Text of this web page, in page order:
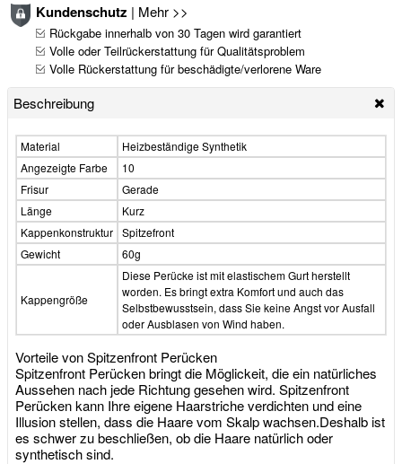
Kundenschutz | Mehr >>
Rückgabe innerhalb von 30 Tagen wird garantiert
Volle oder Teilrückerstattung für Qualitätsproblem
Volle Rückerstattung für beschädigte/verlorene Ware
Beschreibung
Material
Heizbeständige Synthetik
Angezeigte Farbe
10
Frisur
Gerade
Länge
Kurz
Kappenkonstruktur Spitzefront
Gewicht
60g
Kappengröße
Diese Perücke ist mit elastischem Gurt herstellt
worden. Es bringt extra Komfort und auch das
Selbstbewusstsein, dass Sie keine Angst vor Ausfall
oder Ausblasen von Wind haben.
Vorteile von Spitzenfront Perücken
Spitzenfront Perücken bringt die Möglickeit, die ein natürliches
Aussehen nach jede Richtung gesehen wird. Spitzenfront
Perücken kann Ihre eigene Haarstriche verdichten und eine
Illusion stellen, dass die Haare vom Skalp wachsen.Deshalb ist
es schwer zu beschließen, ob die Haare natürlich oder
synthetisch sind.